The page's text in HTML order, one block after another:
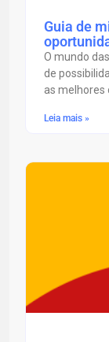
Guia de
O mundo
de
as melhores
Leia mais »